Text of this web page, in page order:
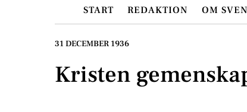
START REDAKTION OM
31 DECEMBER 1936
Kristen